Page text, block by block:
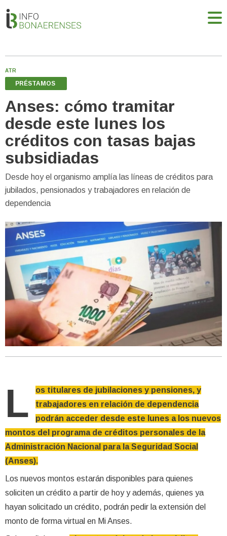
ATR
PRÉSTAMOS
Anses: cómo tramitar
desde este lunes los
créditos con tasas bajas
subsidiadas
Desde hoy el organismo amplía las líneas de créditos para
jubilados, pensionados y trabajadores en relación de
dependencia
L
os titulares de jubilaciones y pensiones, y
trabajadores en relación de dependencia
podrán acceder desde este lunes a los nuevos
montos del programa de créditos personales de la
Administración Nacional para la Seguridad Social
(Anses).
Los nuevos montos estarán disponibles para quienes
soliciten un crédito a partir de hoy y además, quienes ya
hayan solicitado un crédito, podrán pedir la extensión del
monto de forma virtual en Mi Anses.